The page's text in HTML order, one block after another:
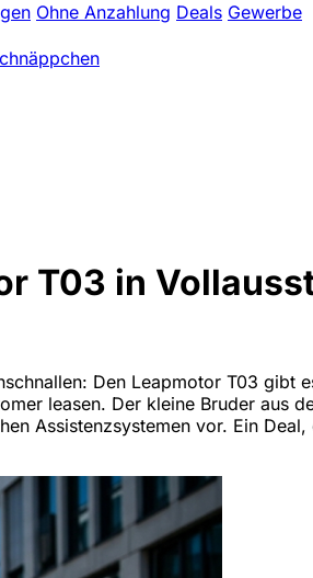
Ohne Anzahlung Deals Gewerbe
T03 in
Den Leapmotor T03 gibt
leasen. Der kleine Bruder aus
Assistenzsystemen vor. Ein